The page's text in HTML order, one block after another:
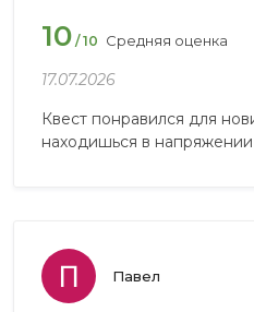
10 / 10 Средняя оценка
17.07.2026
Квест понравился для
находишься в
Павел